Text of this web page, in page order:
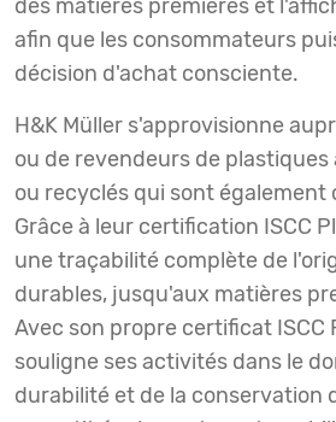
des matières premières et
afin que les consommateurs
décision d'achat consciente.
H&K Müller s'approvisionne
ou de revendeurs de plastiques
ou recyclés qui sont également
Grâce à leur certification ISCC
une traçabilité complète de
durables, jusqu'aux matières
Avec son propre certificat ISCC
souligne ses activités dans le
durabilité et de la conservation